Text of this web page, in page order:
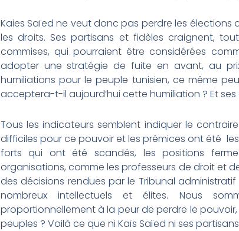
Kaies Saïed ne veut donc pas perdre les élections
les droits. Ses partisans et fidèles craignent,
commises, qui pourraient être considérées
adopter une stratégie de fuite en avant, au
humiliations pour le peuple tunisien, ce même
acceptera-t-il aujourd’hui cette humiliation ? Et
Tous les indicateurs semblent indiquer le
difficiles pour ce pouvoir et les prémices ont été
forts qui ont été scandés, les positions
organisations, comme les professeurs de droit et
des décisions rendues par le Tribunal
nombreux intellectuels et élites. Nous
proportionnellement à la peur de perdre le
peuples ? Voilà ce que ni Kaïs Saïed ni ses